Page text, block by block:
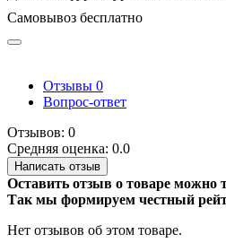
Самовывоз бесплатно
Отзывы 0
Вопрос-ответ
Отзывов: 0
Средняя оценка: 0.0
Написать отзыв
Оставить отзыв о товаре можно
Так мы формируем честный
Нет отзывов об этом товаре.